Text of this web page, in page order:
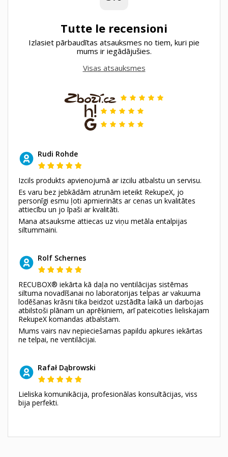
Tutte le recensioni
Izlasiet pārbaudītas atsauksmes no tiem, kuri pie
mums ir iegādājušies.
Visas atsauksmes
Rudi Rohde
Izcils produkts apvienojumā ar izcilu atbalstu un servisu.
Es varu bez jebkādām atrunām ieteikt RekupeX, jo
personīgi esmu ļoti apmierināts ar cenas un kvalitātes
attiecību un jo īpaši ar kvalitāti.
Mana atsauksme attiecas uz viņu metāla entalpijas
siltummaini.
Rolf Schernes
RECUBOX® iekārta kā daļa no ventilācijas sistēmas
siltuma novadīšanai no laboratorijas telpas ar vakuuma
lodēšanas krāsni tika beidzot uzstādīta laikā un darbojas
atbilstoši plānam un aprēķiniem, arī pateicoties lieliskajam
RekupeX komandas atbalstam.
Mums vairs nav nepieciešamas papildu apkures iekārtas
ne telpai, ne ventilācijai.
Rafał Dąbrowski
Lieliska komunikācija, profesionālas konsultācijas, viss
bija perfekti.